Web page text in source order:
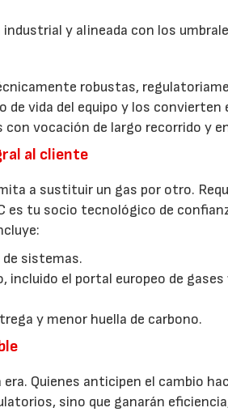
industrial y alineada con los
robustas,
vida del equipo y los convierten
vocación de largo recorrido y
al cliente
a sustituir un gas por otro.
tu socio tecnológico de
sistemas.
el portal europeo de gases
y menor huella de carbono.
Quienes anticipen el cambio
sino que ganarán